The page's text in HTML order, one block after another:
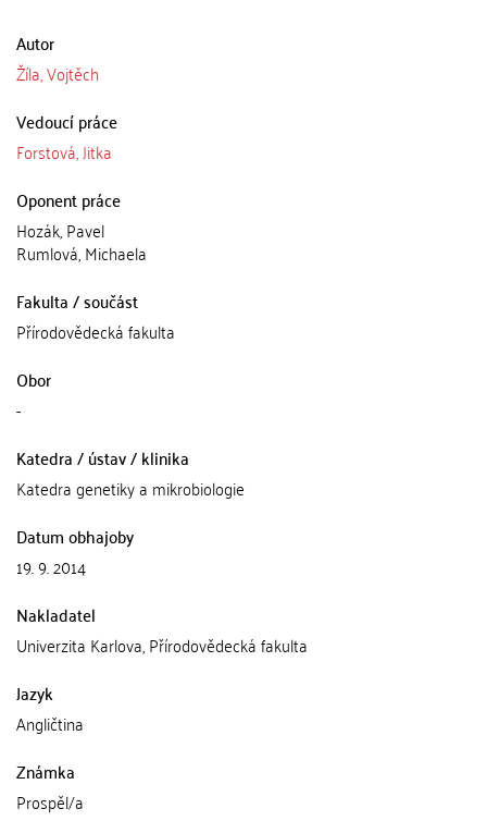
Autor
Žíla, Vojtěch
Vedoucí práce
Forstová, Jitka
Oponent práce
Hozák, Pavel
Rumlová, Michaela
Fakulta / součást
Přírodovědecká fakulta
Obor
-
Katedra / ústav / klinika
Katedra genetiky a mikrobiologie
Datum obhajoby
19. 9. 2014
Nakladatel
Univerzita Karlova, Přírodovědecká fakulta
Jazyk
Angličtina
Známka
Prospěl/a